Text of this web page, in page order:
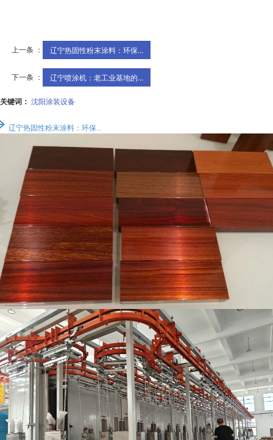
上一条 ： 辽宁热固性粉末涂料：环保...
下一条 ： 辽宁喷涂机：老工业基地的...
关键词： 沈阳涂装设备
辽宁热固性粉末涂料：环保...